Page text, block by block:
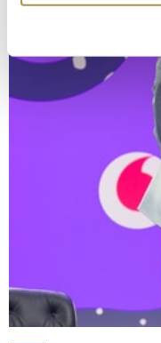
erfassen, welche
bestimmten
Erfahren Sie mehr
verarbeitet werden,
Abschnitt
Wir verwenden
personalisieren,
zu können und die
analysieren.
Verwendung unserer
soziale Medien,
Partner führen diese